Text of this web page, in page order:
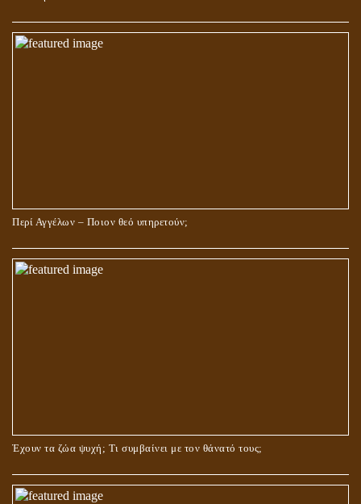
Περί Αγγέλων – Ποιον θεό υπηρετούν;
Έχουν τα ζώα ψυχή; Τι συμβαίνει με τον θάνατό τους;